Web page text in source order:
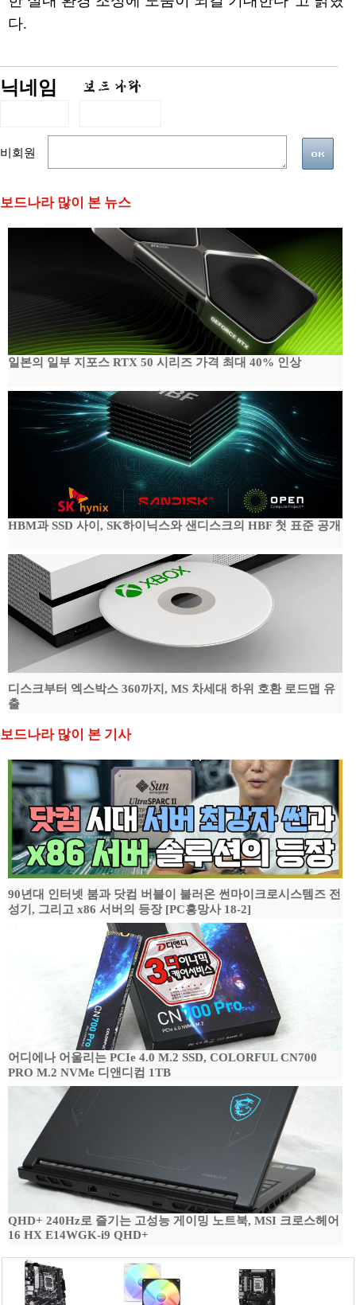
다.
닉네임
비회원
보드나라 많이 본 뉴스
일본의 일부 지포스 RTX 50 시리즈 가격 최대 40% 인상
HBM과 SSD 사이, SK하이닉스와 샌디스크의 HBF 첫 표준 공개
디스크부터 엑스박스 360까지, MS 차세대 하위 호환 로드맵 유
출
보드나라 많이 본 기사
90년대 인터넷 붐과 닷컴 버블이 불러온 썬마이크로시스템즈 전
성기, 그리고 x86 서버의 등장 [PC흥망사 18-2]
어디에나 어울리는 PCIe 4.0 M.2 SSD, COLORFUL CN700
PRO M.2 NVMe 디앤디컴 1TB
QHD+ 240Hz로 즐기는 고성능 게이밍 노트북, MSI 크로스헤어
16 HX E14WGK-i9 QHD+